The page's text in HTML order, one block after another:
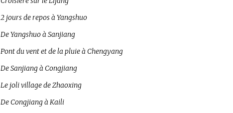
2 jours de repos à Yangshuo
De Yangshuo à Sanjiang
Pont du vent et de la pluie à Chengyang
De Sanjiang à Congjiang
Le joli village de Zhaoxing
De Congjiang à Kaili